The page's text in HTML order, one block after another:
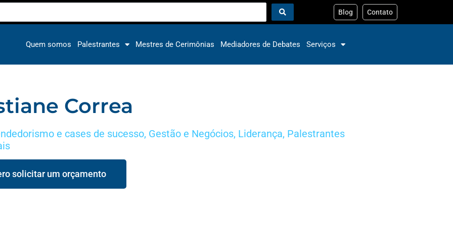
Blog Contato
Quem somos Palestrantes Mestres de Cerimônias Mediadores de Debates Serviços
Correa
e cases de sucesso, Gestão e Negócios, Liderança, Palestrantes
solicitar um orçamento